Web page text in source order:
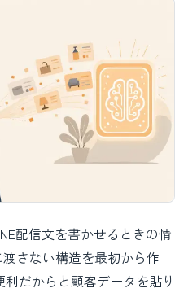
配信文を書かせるときの情
さない構造を最初から作
だからと顧客データを貼り